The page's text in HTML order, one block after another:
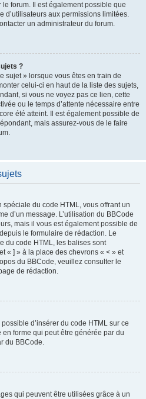
forum. Il est également possible que
d’utilisateurs aux permissions limitées.
un administrateur du forum.
?
sujet » lorsque vous êtes en train de
celui-ci en haut de la liste des sujets,
si vous ne voyez pas ce lien, cette
ou le temps d’attente nécessaire entre
été atteint. Il est également possible de
mais assurez-vous de le faire
du code HTML, vous offrant un
d’un message. L’utilisation du BBCode
mais il vous est également possible de
le formulaire de rédaction. Le
du code HTML, les balises sont
« ] » à la place des chevrons « < » et
du BBCode, veuillez consulter le
de rédaction.
d’insérer du code HTML sur ce
forme qui peut être générée par du
du BBCode.
qui peuvent être utilisées grâce à un